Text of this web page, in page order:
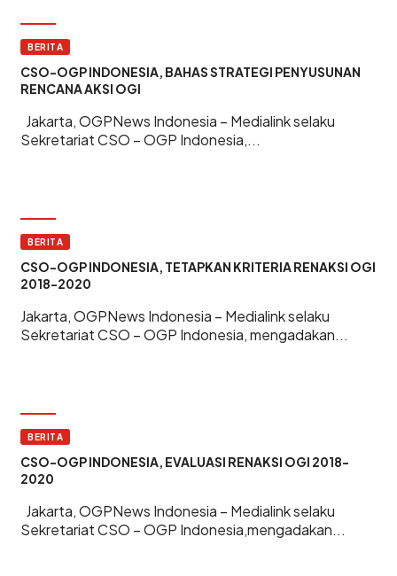
BERITA
CSO-OGP INDONESIA, BAHAS STRATEGI PENYUSUNAN
RENCANA AKSI OGI
Jakarta, OGPNews Indonesia – Medialink selaku
Sekretariat CSO – OGP Indonesia,...
BERITA
CSO-OGP INDONESIA, TETAPKAN KRITERIA RENAKSI OGI
2018-2020
Jakarta, OGPNews Indonesia – Medialink selaku
Sekretariat CSO – OGP Indonesia, mengadakan...
BERITA
CSO-OGP INDONESIA, EVALUASI RENAKSI OGI 2018-
2020
Jakarta, OGPNews Indonesia – Medialink selaku
Sekretariat CSO – OGP Indonesia,mengadakan...